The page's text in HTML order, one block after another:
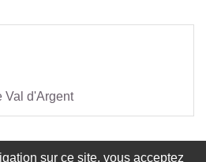
Val d'Argent
sur ce site, vous acceptez